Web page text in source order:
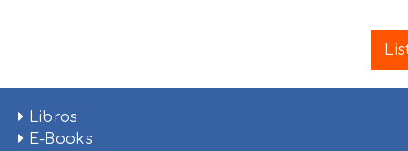
Libros
E-Books